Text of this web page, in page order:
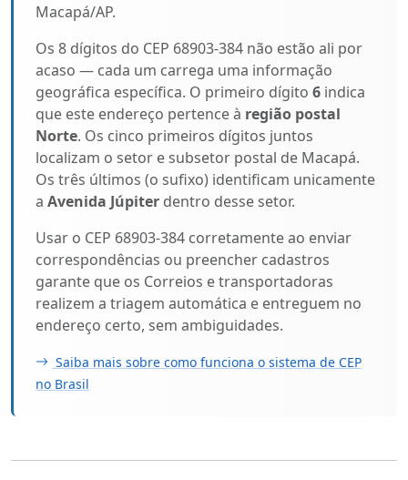
Macapá/AP.
Os 8 dígitos do CEP 68903-384 não estão ali por
acaso — cada um carrega uma informação
geográfica específica. O primeiro dígito 6 indica
que este endereço pertence à região postal
Norte. Os cinco primeiros dígitos juntos
localizam o setor e subsetor postal de Macapá.
Os três últimos (o sufixo) identificam unicamente
a Avenida Júpiter dentro desse setor.
Usar o CEP 68903-384 corretamente ao enviar
correspondências ou preencher cadastros
garante que os Correios e transportadoras
realizem a triagem automática e entreguem no
endereço certo, sem ambiguidades.
Saiba mais sobre como funciona o sistema de CEP
no Brasil